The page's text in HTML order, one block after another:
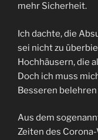
mehr Sicherheit.
Ich dachte, die
sei nicht zu
Hochhäusern, die
Doch ich muss
Besseren belehren
Aus dem
Zeiten des